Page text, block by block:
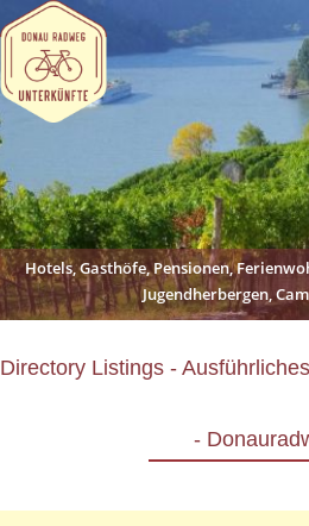
Hotels, Gasthöfe, Pensionen,
Jugendherbergen,
Directory Listings -
-